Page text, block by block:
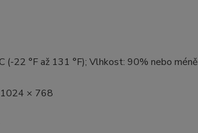
(-22 °F až 131 °F); Vlhkost: 90% nebo méně
1024 × 768